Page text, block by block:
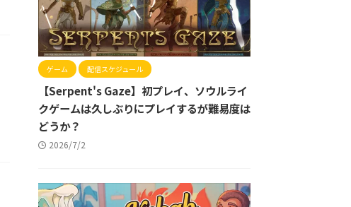
ゲーム 配信スケジュール
【Serpent's Gaze】初プレイ、ソウルライ
クゲームは久しぶりにプレイするが難易度は
どうか？
2026/7/2